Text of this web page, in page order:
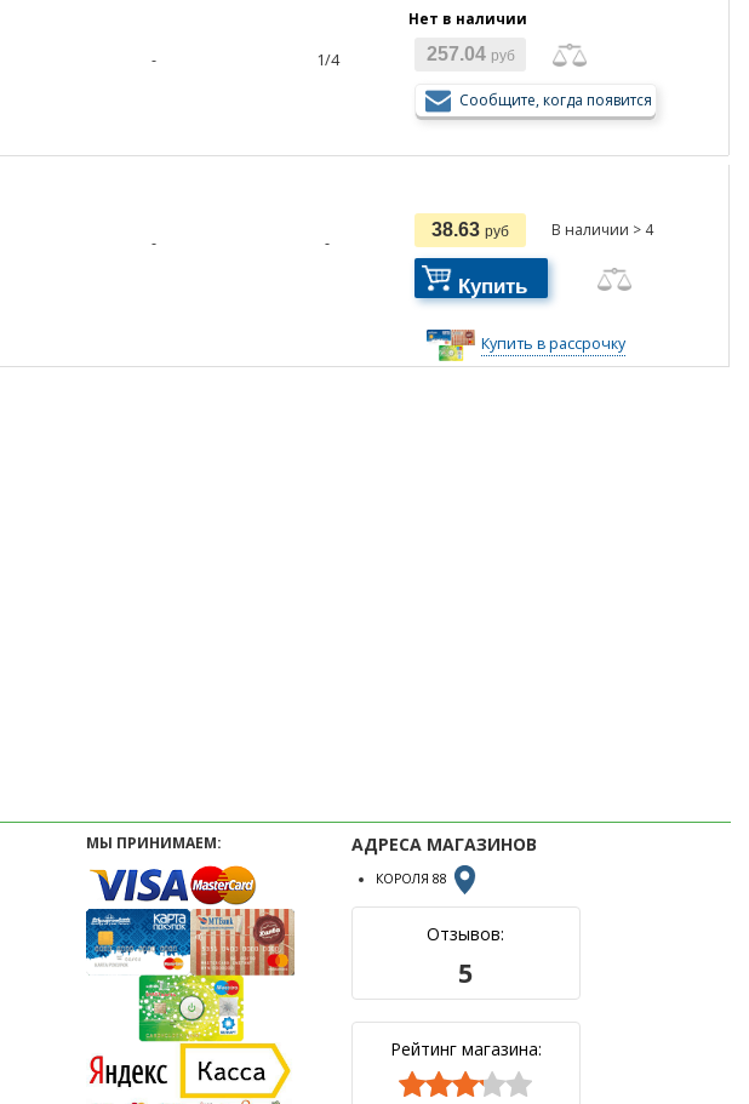
- 1/4
Нет в наличии
257.04 руб
Сообщите, когда появится
- -
38.63 руб В наличии > 4
Купить
Купить в рассрочку
МЫ ПРИНИМАЕМ: АДРЕСА МАГАЗИНОВ
КОРОЛЯ 88
Отзывов:
5
Рейтинг магазина:


